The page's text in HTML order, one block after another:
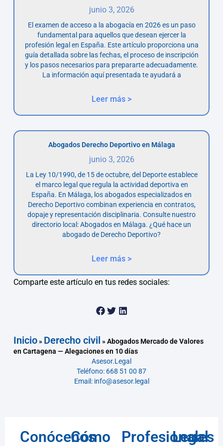
junio 3, 2026
El examen de acceso a la abogacía en 2026 es un paso
fundamental para aquellos que desean ejercer la
profesión legal en España. Este artículo proporciona una
guía detallada sobre las fechas, el proceso de inscripción
y los pasos necesarios para prepararte adecuadamente.
La información aquí presentada te ayudará a
Leer más >
Abogados Derecho Deportivo en Málaga
junio 3, 2026
La Ley 10/1990, de 15 de octubre, del Deporte establece
el marco legal que regula la actividad deportiva en
España. En Málaga, los abogados especializados en
Derecho Deportivo combinan experiencia en contratos,
dopaje y representación disciplinaria. Consulte nuestro
directorio local: Abogados en Málaga. ¿Qué hace un
abogado de Derecho Deportivo?
Leer más >
Comparte este artículo en tus redes sociales:
Inicio» Derecho civil »Abogados Mercado de Valores
en Cartagena — Alegaciones en 10 días
Asesor.Legal
Teléfono: 668 51 00 87
Email: info@asesor.legal
Conócenos
Cómo
Profesionales
Legal